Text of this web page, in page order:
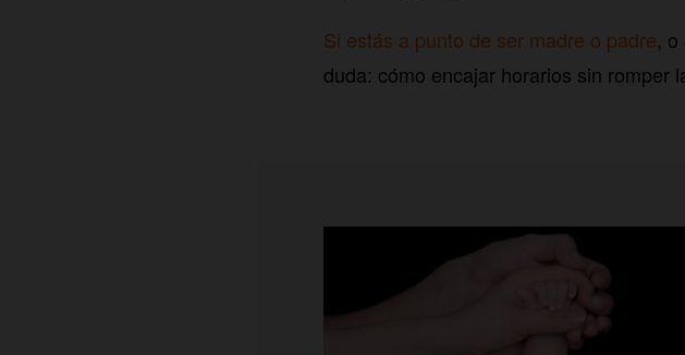
Si estás a punto de ser madre o padre,
duda: cómo encajar horarios sin romper